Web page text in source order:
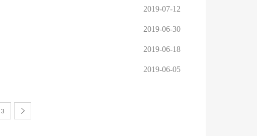
2019-07-12
2019-06-30
2019-06-18
2019-06-05
3